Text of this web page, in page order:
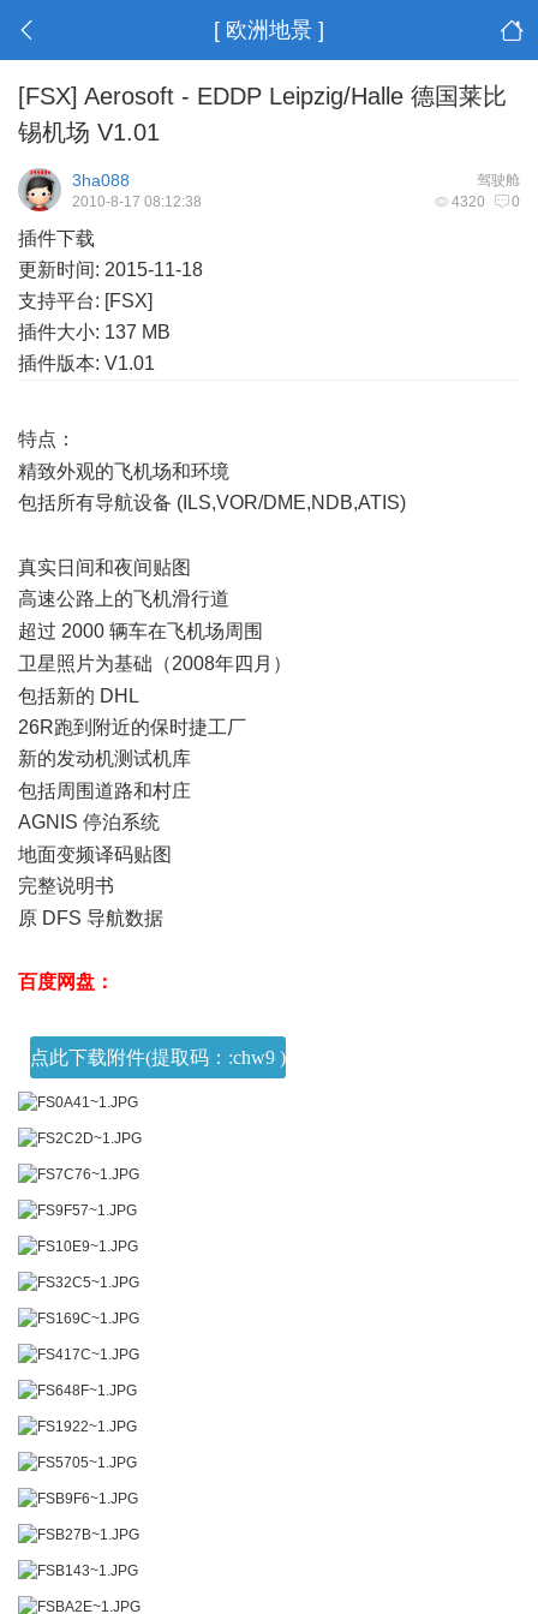
[ 欧洲地景 ]
[FSX] Aerosoft - EDDP Leipzig/Halle 德国莱比
锡机场 V1.01
驾驶舱
3ha088
4320 0
2010-8-17 08:12:38
插件下载
更新时间: 2015-11-18
支持平台: [FSX]
插件大小: 137 MB
插件版本: V1.01
特点：
精致外观的飞机场和环境
包括所有导航设备 (ILS,VOR/DME,NDB,ATIS)
真实日间和夜间贴图
高速公路上的飞机滑行道
超过 2000 辆车在飞机场周围
卫星照片为基础（2008年四月）
包括新的 DHL
26R跑到附近的保时捷工厂
新的发动机测试机库
包括周围道路和村庄
AGNIS 停泊系统
地面变频译码贴图
完整说明书
原 DFS 导航数据
百度网盘：
点此下载附件(提取码：:chw9 )